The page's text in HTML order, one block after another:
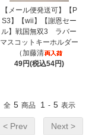
【メール便発送可】【P
S3】【wii】【謝恩セー
ル】戦国無双3 ラバー
マスコットキーホルダー
（加藤清
49円(税込54円)
全 5 商品 1 - 5 表示
< Prev Next >